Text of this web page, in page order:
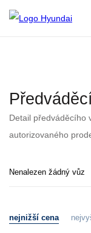
Detail předváděcího
autorizovaného
Nenalezen žádný vůz
nejnižší cena